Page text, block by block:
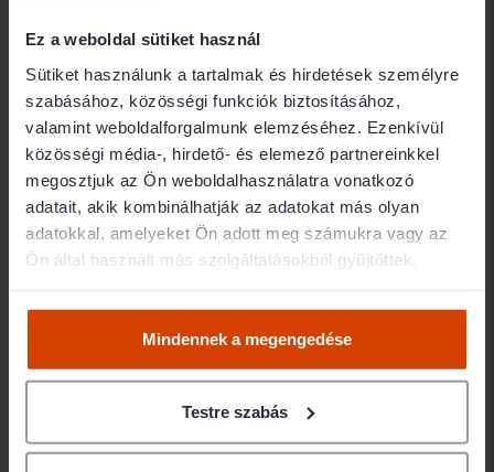
Ez a weboldal sütiket használ
Sütiket használunk a tartalmak és hirdetések személyre
szabásához, közösségi funkciók biztosításához,
valamint weboldalforgalmunk elemzéséhez. Ezenkívül
közösségi média-, hirdető- és elemező partnereinkkel
megosztjuk az Ön weboldalhasználatra vonatkozó
adatait, akik kombinálhatják az adatokat más olyan
adatokkal, amelyeket Ön adott meg számukra vagy az
Ön által használt más szolgáltatásokból gyűjtöttek.
Mindennek a megengedése
Testre szabás
Budapest 6348 ügyvéd
Dr. Bajzik András
BAJZIK ÜGYVÉDI IRODA
1075 Budapest
Dr. Baki Ágnes
BAKI ÜGYVÉDI IRODA
1066 Budapest
Dr. Bakó Judit
Ügyvéd